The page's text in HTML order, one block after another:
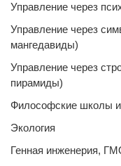
Управление через
Управление через
мангедавиды)
Управление через
пирамиды)
Философские школы и
Экология
Генная инженерия,